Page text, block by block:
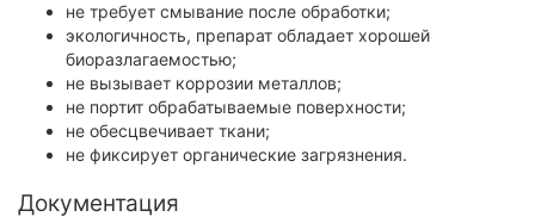
не требует смывание после обработки;
экологичность, препарат обладает хорошей
биоразлагаемостью;
не вызывает коррозии металлов;
не портит обрабатываемые поверхности;
не обесцвечивает ткани;
не фиксирует органические загрязнения.
Документация